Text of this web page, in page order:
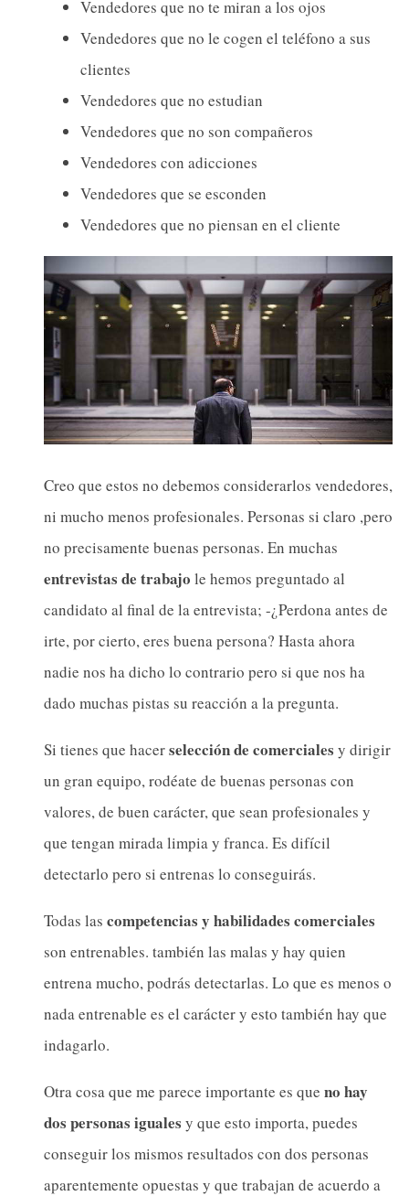
Vendedores que no te miran a los ojos
Vendedores que no le cogen el teléfono a sus
clientes
Vendedores que no estudian
Vendedores que no son compañeros
Vendedores con adicciones
Vendedores que se esconden
Vendedores que no piensan en el cliente
Creo que estos no debemos considerarlos vendedores,
ni mucho menos profesionales. Personas si claro ,pero
no precisamente buenas personas. En muchas
entrevistas de trabajo le hemos preguntado al
candidato al final de la entrevista; -¿Perdona antes de
irte, por cierto, eres buena persona? Hasta ahora
nadie nos ha dicho lo contrario pero si que nos ha
dado muchas pistas su reacción a la pregunta.
Si tienes que hacerselección de comerciales y dirigir
un gran equipo, rodéate de buenas personas con
valores, de buen carácter, que sean profesionales y
que tengan mirada limpia y franca. Es difícil
detectarlo pero si entrenas lo conseguirás.
Todas las competencias y habilidades comerciales
son entrenables. también las malas y hay quien
entrena mucho, podrás detectarlas. Lo que es menos o
nada entrenable es el carácter y esto también hay que
indagarlo.
Otra cosa que me parece importante es que no hay
dos personas iguales y que esto importa, puedes
conseguir los mismos resultados con dos personas
aparentemente opuestas y que trabajan de acuerdo a